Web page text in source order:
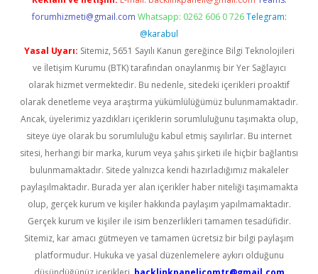
forumhizmeti@gmail.com Whatsapp: 0262 606 0 726 Telegram:
@karabul
Yasal Uyarı: Sitemiz, 5651 Sayılı Kanun gereğince Bilgi Teknolojileri
ve İletişim Kurumu (BTK) tarafından onaylanmış bir Yer Sağlayıcı
olarak hizmet vermektedir. Bu nedenle, sitedeki içerikleri proaktif
olarak denetleme veya araştırma yükümlülüğümüz bulunmamaktadır.
Ancak, üyelerimiz yazdıkları içeriklerin sorumluluğunu taşımakta olup,
siteye üye olarak bu sorumluluğu kabul etmiş sayılırlar. Bu internet
sitesi, herhangi bir marka, kurum veya şahıs şirketi ile hiçbir bağlantısı
bulunmamaktadır. Sitede yalnızca kendi hazırladığımız makaleler
paylaşılmaktadır. Burada yer alan içerikler haber niteliği taşımamakta
olup, gerçek kurum ve kişiler hakkında paylaşım yapılmamaktadır.
Gerçek kurum ve kişiler ile isim benzerlikleri tamamen tesadüfidir.
Sitemiz, kar amacı gütmeyen ve tamamen ücretsiz bir bilgi paylaşım
platformudur. Hukuka ve yasal düzenlemelere aykırı olduğunu